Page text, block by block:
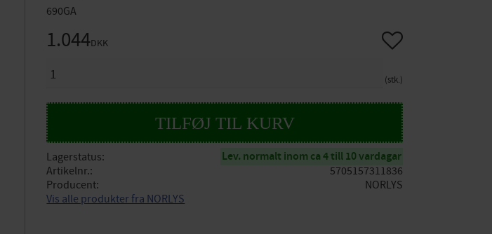
690GA
1.044DKK
stk.
Gem som favorit
Lagerstatus Lev. normalt inom ca 4 till 10 vardagar
Artikelnr.
5705157311836
Producent
NORLYS
Vis alle produkter fra NORLYS